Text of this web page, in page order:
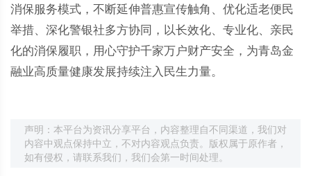
消保服务模式，不断延伸普惠宣传触角、优化适老便民
举措、深化警银社多方协同，以长效化、专业化、亲民
化的消保履职，用心守护千家万户财产安全，为青岛金
融业高质量健康发展持续注入民生力量。
声明：本平台为资讯分享平台，内容整理自不同渠道，我们对
内容中观点保持中立，不对内容观点负责。版权属于原作者，
如有侵权，请联系我们，我们会第一时间处理。